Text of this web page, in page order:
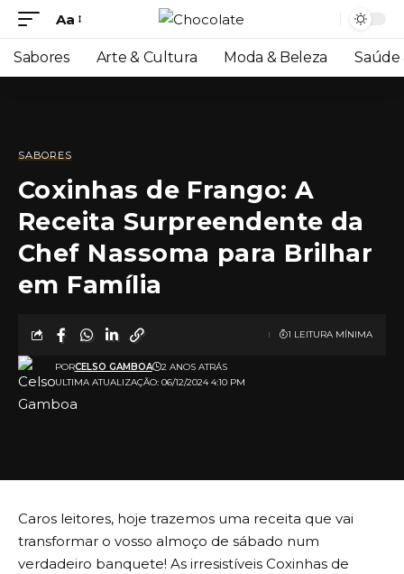
Aa
Sabores Arte & Cultura Moda & Beleza Saúde
SABORES
Coxinhas de Frango: A
Receita Surpreendente da
Chef Nassoma para Brilhar
em Família
ULTIMA ATUALIZAÇÃO: 06/12/2024 4:10 PM
PORCELSO GAMBOA 2 ANOS ATRÁS
1 LEITURA MÍNIMA
Caros leitores, hoje trazemos uma receita que vai
transformar o vosso almoço de sábado num
verdadeiro banquete! As irresistíveis Coxinhas de